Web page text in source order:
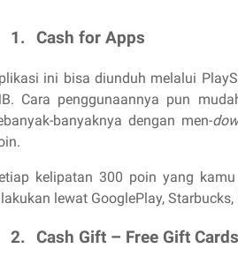
1. Cash for Apps
ini bisa diunduh melalui
Cara penggunaannya pun
banyaknya dengan men-
kelipatan 300 poin yang
lewat GooglePlay,
2. Cash Gift – Free Gift Cards